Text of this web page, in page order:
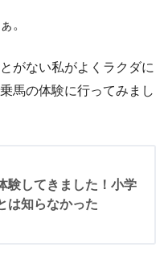
。
がない私がよくラクダに
馬の体験に行ってみまし
験してきました！小学
は知らなかった